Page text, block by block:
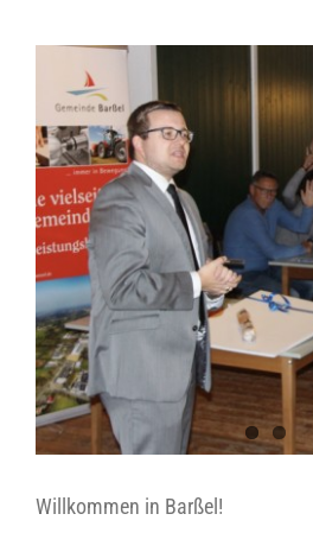
Willkommen in Barßel!